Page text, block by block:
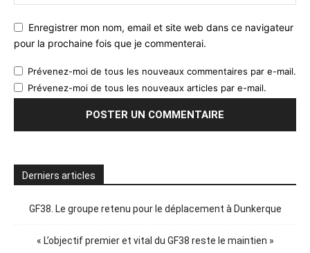
Enregistrer mon nom, email et site web dans ce navigateur
pour la prochaine fois que je commenterai.
Prévenez-moi de tous les nouveaux commentaires par e-mail.
Prévenez-moi de tous les nouveaux articles par e-mail.
Derniers articles
GF38. Le groupe retenu pour le déplacement à Dunkerque
« L’objectif premier et vital du GF38 reste le maintien »